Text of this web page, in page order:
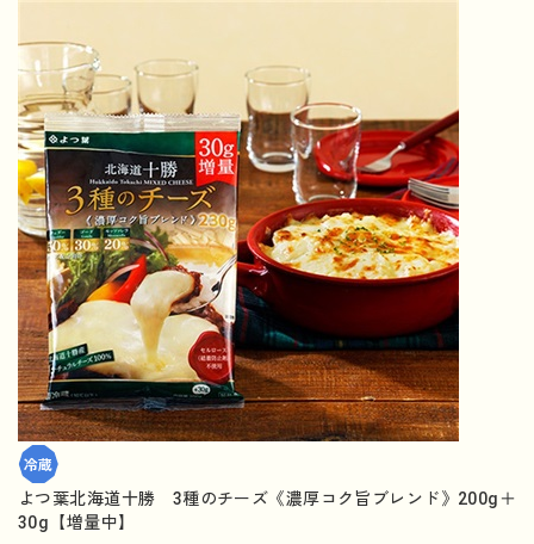
よつ葉北海道十勝 3種のチーズ《濃厚コク旨ブレンド》200g＋
30g【増量中】